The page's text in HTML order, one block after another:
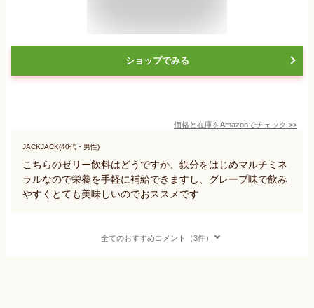
ショップでみる
価格と在庫をAmazonでチェック >>
JACKJACK(40代・男性)
こちらのゼリー飲料はどうですか、鉄分をはじめマルチミネ
ラルなので栄養を手軽に補給できますし、グレープ味で飲み
やすくとても美味しいのでおススメです
全てのおすすめコメント（3件）